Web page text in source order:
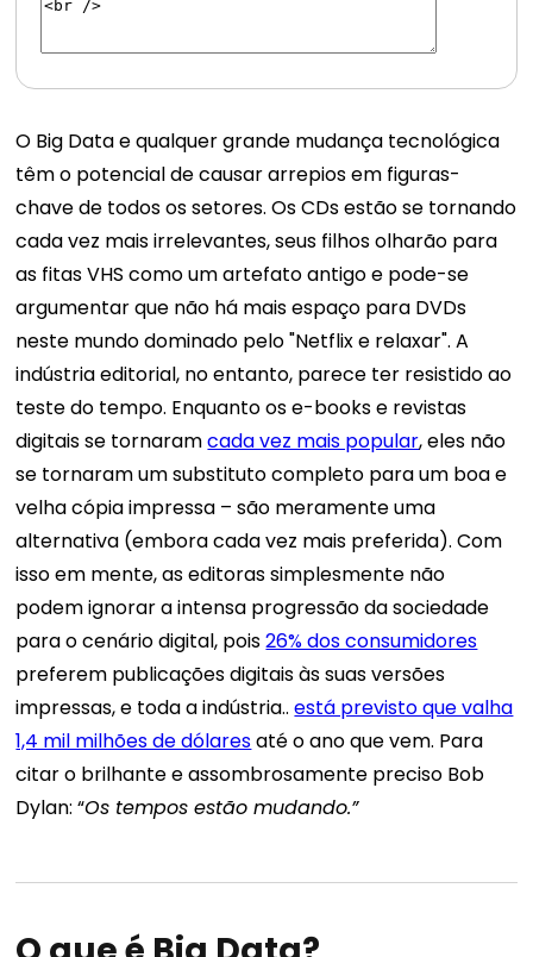
O Big Data e qualquer grande mudança tecnológica
têm o potencial de causar arrepios em figuras-
chave de todos os setores. Os CDs estão se tornando
cada vez mais irrelevantes, seus filhos olharão para
as fitas VHS como um artefato antigo e pode-se
argumentar que não há mais espaço para DVDs
neste mundo dominado pelo "Netflix e relaxar". A
indústria editorial, no entanto, parece ter resistido ao
teste do tempo. Enquanto os e-books e revistas
digitais se tornaramcada vez mais popular, eles não
se tornaram um substituto completo para um boa e
velha cópia impressa – são meramente uma
alternativa (embora cada vez mais preferida). Com
isso em mente, as editoras simplesmente não
podem ignorar a intensa progressão da sociedade
para o cenário digital, pois26% dos consumidores
preferem publicações digitais às suas versões
impressas, e toda a indústria..está previsto que valha
1,4 mil milhões de dólaresaté o ano que vem. Para
citar o brilhante e assombrosamente preciso Bob
Dylan: “Os tempos estão mudando.”